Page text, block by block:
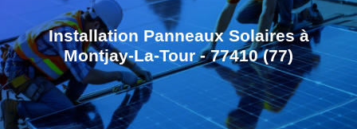
Installation Panneaux Solaires à
Montjay-La-Tour - 77410 (77)